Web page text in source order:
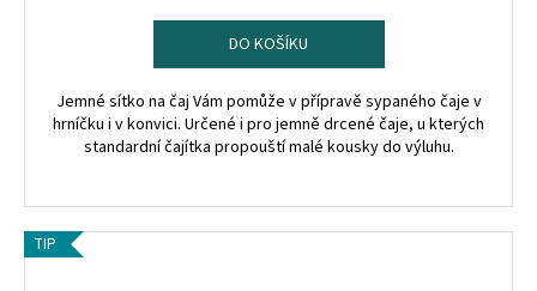
DO KOŠÍKU
Jemné sítko na čaj Vám pomůže v přípravě sypaného čaje v
hrníčku i v konvici. Určené i pro jemně drcené čaje, u kterých
standardní čajítka propouští malé kousky do výluhu.
TIP